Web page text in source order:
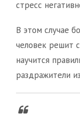
стресс
В этом случае
человек решит
научится
раздражители